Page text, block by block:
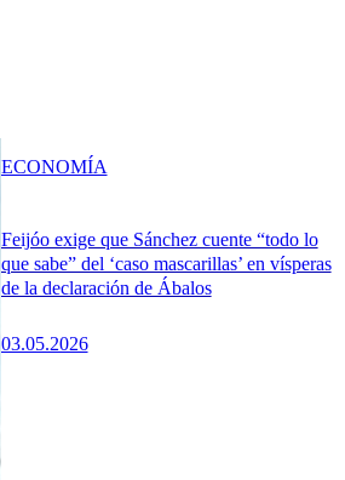
Feijóo exige que Sánchez cuente “todo lo
que sabe” del ‘caso mascarillas’ en vísperas
de la declaración de Ábalos
03.05.2026
ECONOMÍA